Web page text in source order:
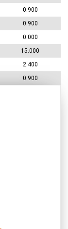
0.900
0.900
0.000
15.000
2.400
0.900